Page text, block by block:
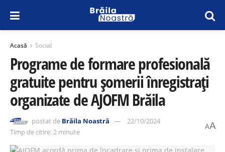
Acasă Social
Programe de formare profesională
gratuite pentru șomerii înregistrați
organizate de AJOFM Brăila
postat de Brăila Noastră
22/10/2024
Timp de citire: 2 minute
AA